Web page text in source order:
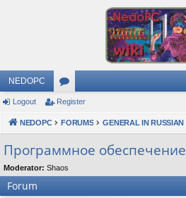
NEDOPC
or
u
s
Logout Register
NEDOPC FORUMS GENERAL IN RUSSIAN
Программное обеспечение
Moderator: Shaos
Forum